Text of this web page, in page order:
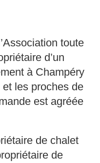
toute
d’un
à Champéry
et les proches de
est agréée
de chalet
de